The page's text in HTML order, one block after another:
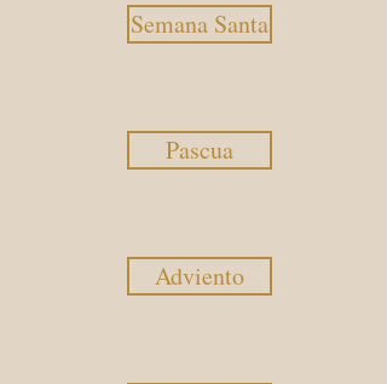
Semana Santa
Pascua
Adviento